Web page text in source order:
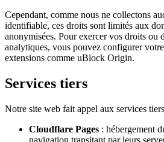
Cependant, comme nous ne collectons
identifiable, ces droits sont limités aux
anonymisées. Pour exercer vos droits ou
analytiques, vous pouvez configurer
extensions comme uBlock Origin.
Services tiers
Notre site web fait appel aux services
Cloudflare Pages : hébergement
navigation transitant par leurs